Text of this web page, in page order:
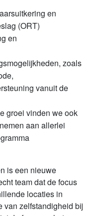
en
(ORT)
en
zoals
vanuit de
groei vinden we ook
aan allerlei
is een nieuwe
team dat de focus
locaties in
van zelfstandigheid bij